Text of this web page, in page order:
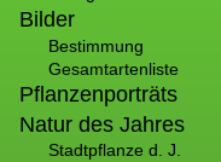
Bilder
Bestimmung
Gesamtartenliste
Pflanzenporträts
Natur des Jahres
Stadtpflanze d. J.